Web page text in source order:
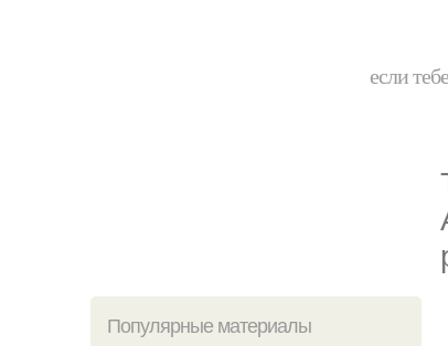
если
Популярные материалы